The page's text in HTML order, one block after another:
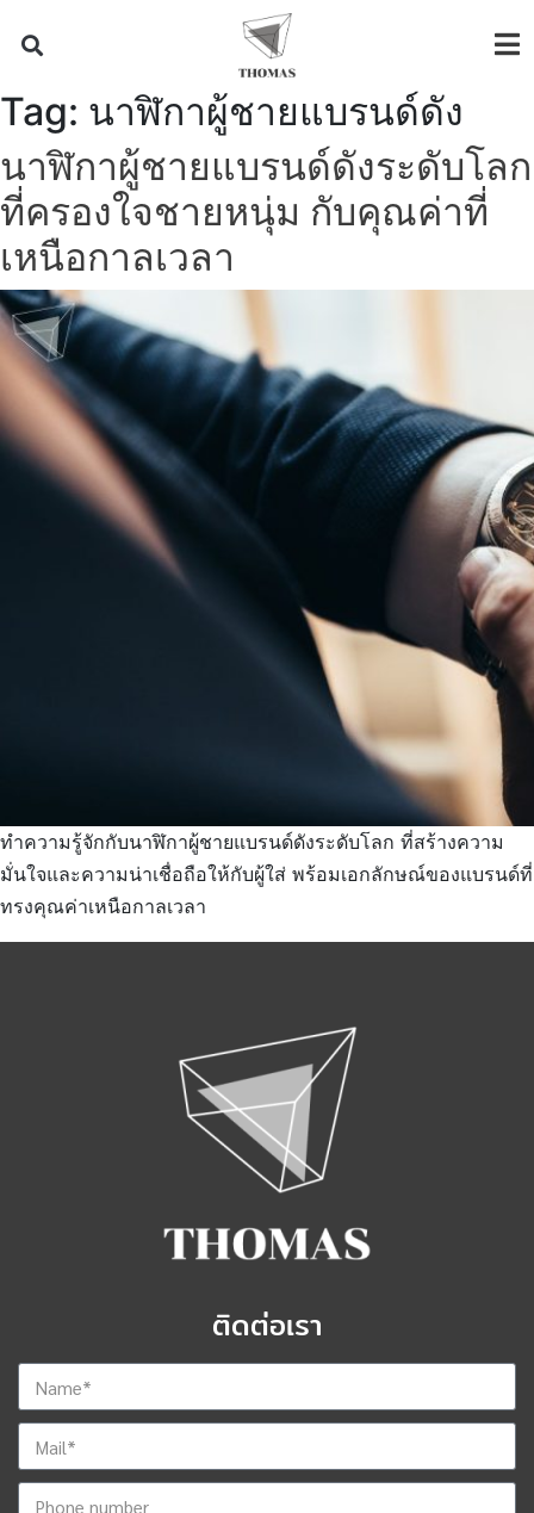
Tag: นาฬิกาผู้ชายแบรนด์ดัง
นาฬิกาผู้ชายแบรนด์ดังระดับโลก
ที่ครองใจชายหนุ่ม กับคุณค่าที่
เหนือกาลเวลา
ทำความรู้จักกับนาฬิกาผู้ชายแบรนด์ดังระดับโลก ที่สร้างความ
มั่นใจและความน่าเชื่อถือให้กับผู้ใส่ พร้อมเอกลักษณ์ของแบรนด์ที่
ทรงคุณค่าเหนือกาลเวลา
ติดต่อเรา